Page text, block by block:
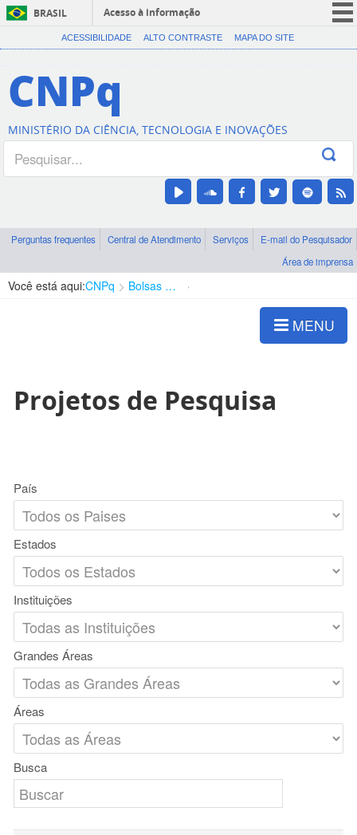
BRASIL
Acesso à informação
CORONAVÍRUS (COVID-19)
Canais
ACESSIBILIDADE ALTO CONTRASTE MAPA DO SITE
CNPq
MINISTÉRIO DA CIÊNCIA, TECNOLOGIA E INOVAÇÕES
Perguntas frequentes Central de Atendimento Serviços
E-mail do Pesquisador
Área de imprensa
Você está aqui:CNPq Bolsas e Auxílios Vigentes
MENU
Projetos de Pesquisa
País
Estados
Instituições
Grandes Áreas
Áreas
Busca